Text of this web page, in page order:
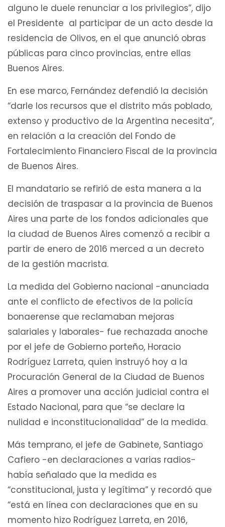
alguno le duele renunciar a los privilegios”, dijo
el Presidente al participar de un acto desde la
residencia de Olivos, en el que anunció obras
públicas para cinco provincias, entre ellas
Buenos Aires.
En ese marco, Fernández defendió la decisión
“darle los recursos que el distrito más poblado,
extenso y productivo de la Argentina necesita”,
en relación a la creación del Fondo de
Fortalecimiento Financiero Fiscal de la provincia
de Buenos Aires.
El mandatario se refirió de esta manera a la
decisión de traspasar a la provincia de Buenos
Aires una parte de los fondos adicionales que
la ciudad de Buenos Aires comenzó a recibir a
partir de enero de 2016 merced a un decreto
de la gestión macrista.
La medida del Gobierno nacional -anunciada
ante el conflicto de efectivos de la policía
bonaerense que reclamaban mejoras
salariales y laborales- fue rechazada anoche
por el jefe de Gobierno porteño, Horacio
Rodríguez Larreta, quien instruyó hoy a la
Procuración General de la Ciudad de Buenos
Aires a promover una acción judicial contra el
Estado Nacional, para que “se declare la
nulidad e inconstitucionalidad” de la medida.
Más temprano, el jefe de Gabinete, Santiago
Cafiero -en declaraciones a varias radios-
había señalado que la medida es
“constitucional, justa y legítima” y recordó que
“está en línea con declaraciones que en su
momento hizo Rodríguez Larreta, en 2016,